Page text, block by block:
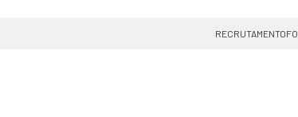
RECRUTAMENTO